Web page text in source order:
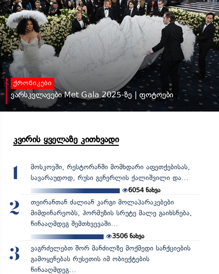
ქრონიკები
ვარსკვლავები Met Gala 2025-ზე | ფოტოები
კვირის ყველაზე კითხვადი
1
მოსკოვში, რესტორანში მომხდარი აფეთქებისას,
სავარაუდოდ, რუსი გენერლის ქალიშვილი და...
6054ნახვა
2
თეირანთან ძალიან კარგი მოლაპარაკებები
მიმდინარეობს, ჰორმუზის სრუტე მალე გაიხსნება,
წინააღმდეგ შემთხვევაში...
3506ნახვა
3
ვაგრძელებთ შორ მანძილზე მოქმედი სანქციების
გამოყენებას რუსეთის იმ ობიექტების
წინააღმდეგ...